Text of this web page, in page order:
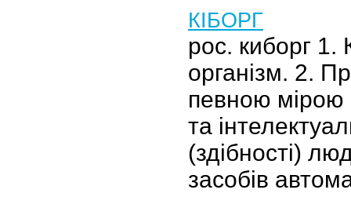
КІБОРГ
рос. киборг 1.
організм. 2.
певною мірою
та
(здібності)
засобів